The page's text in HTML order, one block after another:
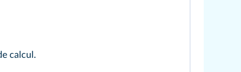
calcul.